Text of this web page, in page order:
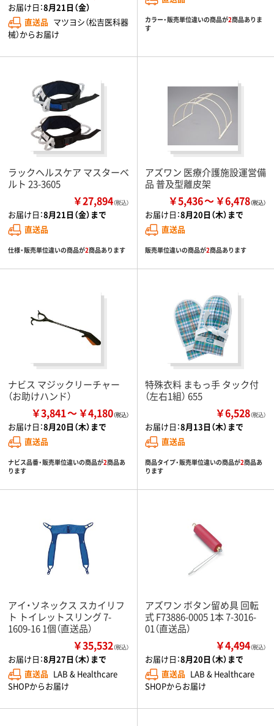
お届け日：8月21日（金）
直送品 マツヨシ（松吉医科器
械）からお届け
カラー・販売単位違いの商品が2商品ありま
す
ラックヘルスケア マスターベ
ルト 23-3605
￥27,894（税込）
お届け日：8月21日（金）まで
直送品
仕様・販売単位違いの商品が2商品あります
アズワン 医療介護施設運営備
品 普及型離皮架
￥5,436 ￥6,478
お届け日：8月20日（木）まで
直送品
販売単位違いの商品が2商品あります
ナビス マジックリーチャー
（お助けハンド）
￥3,841 ￥4,180
お届け日：8月20日（木）まで
直送品
ナビス品番・販売単位違いの商品が2商品あ
ります
特殊衣料 まもっ手 タック付
（左右1組） 655
￥6,528（税込）
お届け日：8月13日（木）まで
直送品
商品タイプ・販売単位違いの商品が2商品あ
ります
アイ・ソネックス スカイリフ
ト トイレットスリング 7-
1609-16 1個（直送品）
￥35,532（税込）
お届け日：8月27日（木）まで
直送品 LAB & Healthcare
SHOPからお届け
アズワン ボタン留め具 回転
式 F73886-0005 1本 7-3016-
01（直送品）
￥4,494（税込）
お届け日：8月20日（木）まで
直送品 LAB & Healthcare
SHOPからお届け